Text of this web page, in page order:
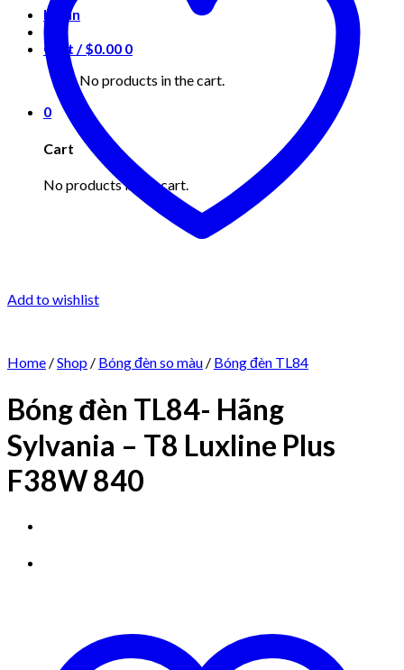
Login
Cart /$0.00 0
No products in the cart.
0
Cart
No products in the cart.
Add to wishlist
Home /Shop / Bóng đèn so màu / Bóng đèn TL84
Bóng đèn TL84- Hãng
Sylvania – T8 Luxline Plus
F38W 840